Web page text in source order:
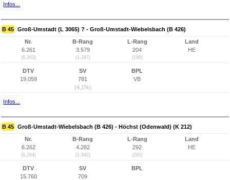
Infos...
B 45 Groß-Umstadt (L 3065) ? - Groß-Umstadt-Wiebelsbach (B 426)
Nr.
6.261
(6.263)
B-Rang
3.579
(1.297)
L-Rang
204
(196)
Land
HE
DTV
19.059
SV
781
(4,1%)
BPL
VB
Infos...
B 45 Groß-Umstadt-Wiebelsbach (B 426) - Höchst (Odenwald) (K 212)
Nr.
6.262
(6.264)
B-Rang
4.282
(1.942)
L-Rang
292
(281)
Land
HE
DTV
15.760
SV
709
BPL